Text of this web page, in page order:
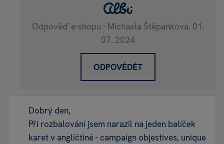
Odpověď e-shopu - Michaela Štěpánková, 01.
07. 2024
ODPOVĚDĚT
Dobrý den,
Při rozbalování jsem narazil na jeden balíček
karet v angličtině - campaign objestives, unique